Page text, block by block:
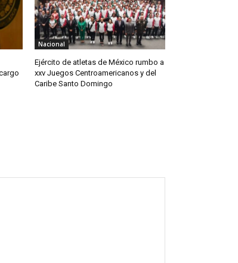
Nacional
Ejército de atletas de México rumbo a
xxv Juegos Centroamericanos y del
Caribe Santo Domingo